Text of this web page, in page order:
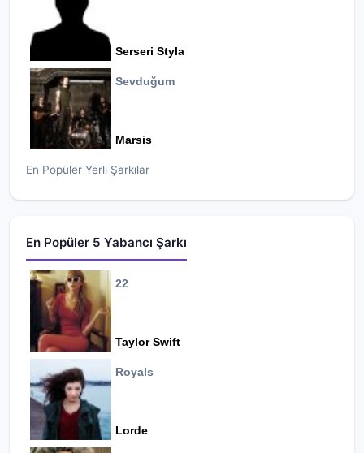
Serseri Styla
Sevduğum
Marsis
En Popüler Yerli Şarkılar
En Popüler 5 Yabancı Şarkı
22
Taylor Swift
Royals
Lorde